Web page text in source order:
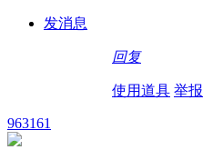
发消息
回复
使用道具 举报
963161